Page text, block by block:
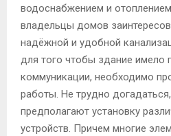
водоснабжением и
владельцы домов
надёжной и удобной
для того чтобы здание имело
коммуникации, необходимо
работы. Не трудно
предполагают установку
устройств. Причем многие